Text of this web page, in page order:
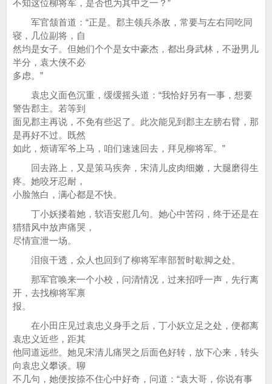
不知这位柳将军，是否也为其中之一？”
军官颔首道：“正是。郡主领兵杀敌，常要与左右同吃同
寝，几位副将，自
然均是女子。但她们个个是女中豪杰，都出身武林，不逊男儿
半分，袁大侠不必
多虑。”
袁忠义面色沉重，缓缓摇头道：“我恰好另有一事，想要
警告郡主。若等到
面见郡主再说，不免有些迟了。此次能见到郡主左膀右臂，那
是再好不过。既然
如此，烦请军爷上马，咱们速速回去，拜见柳将军。”
回去路上，又是策马疾奔，宋清儿皮肉细嫩，大腿磨得生
疼。她咬牙忍耐，
小脸煞白，满心都是不快。
丁小妖搂着她，软语安慰几句。她心中苦闷，终于还是在
猎猎风中放声痛哭，
尽情宣泄一场。
泪痕干透，众人也回到了柳将军率部暂时歇脚之处。
那军官唤来一个小校，问清情况，过来招呼一声，先行离
开，去找柳将军禀
报。
在小田庄见过袁忠义身手之后，丁小妖立足之处，便都离
袁忠义近些，距其
他同道远些。她见宋清儿痛哭之后面色好转，放下心来，转头
向袁忠义攀谈。聊
不几句，她便按捺不住心中好奇，问道：“袁大哥，你说有事